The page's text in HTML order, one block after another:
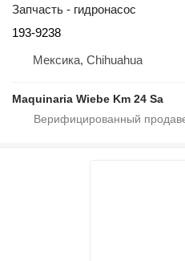
Запчасть - гидронасос
193-9238
Мексика, Chihuahua
Maquinaria Wiebe Km 24 Sa